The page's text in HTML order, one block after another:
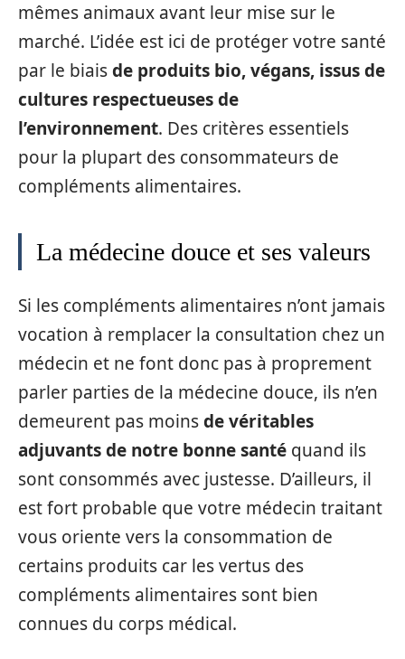
mêmes animaux avant leur mise sur le
marché. L’idée est ici de protéger votre santé
par le biaisde produits bio, végans, issus de
cultures respectueuses de
l’environnement. Des critères essentiels
pour la plupart des consommateurs de
compléments alimentaires.
La médecine douce et ses valeurs
Si les compléments alimentaires n’ont jamais
vocation à remplacer la consultation chez un
médecin et ne font donc pas à proprement
parler parties de la médecine douce, ils n’en
demeurent pas moinsde véritables
adjuvants de notre bonne santé quand ils
sont consommés avec justesse. D’ailleurs, il
est fort probable que votre médecin traitant
vous oriente vers la consommation de
certains produits car les vertus des
compléments alimentaires sont bien
connues du corps médical.